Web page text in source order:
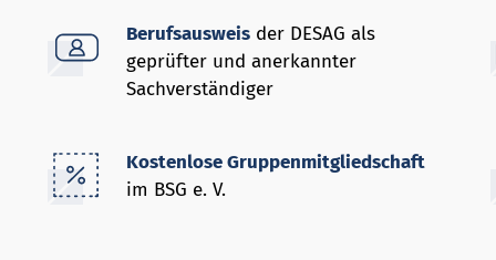
Berufsausweis der DESAG als
geprüfter und anerkannter
Sachverständiger
Kostenlose Gruppenmitgliedschaft
im BSG e. V.